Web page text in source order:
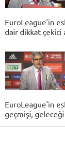
EuroLeague'in
dair dikkat çekici
EuroLeague'in
geçmişi,